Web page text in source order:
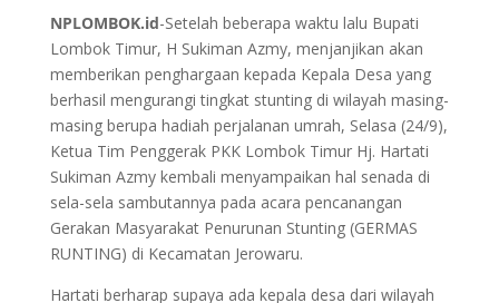
NPLOMBOK.id-Setelah beberapa waktu lalu Bupati
Lombok Timur, H Sukiman Azmy, menjanjikan akan
memberikan penghargaan kepada Kepala Desa yang
berhasil mengurangi tingkat stunting di wilayah masing-
masing berupa hadiah perjalanan umrah, Selasa (24/9),
Ketua Tim Penggerak PKK Lombok Timur Hj. Hartati
Sukiman Azmy kembali menyampaikan hal senada di
sela-sela sambutannya pada acara pencanangan
Gerakan Masyarakat Penurunan Stunting (GERMAS
RUNTING) di Kecamatan Jerowaru.
Hartati berharap supaya ada kepala desa dari wilayah